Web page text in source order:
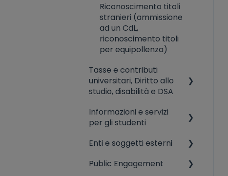
Riconoscimento titoli
stranieri (ammissione
ad un CdL,
riconoscimento titoli
per equipollenza)
Tasse e contributi
universitari, Diritto allo
studio, disabilità e DSA
Disabilità e dsa
Informazioni e servizi
per gli studenti
Tutorato didattico
Servizio di counseling
Enti e soggetti esterni
Informazioni varie da
Public Engagement